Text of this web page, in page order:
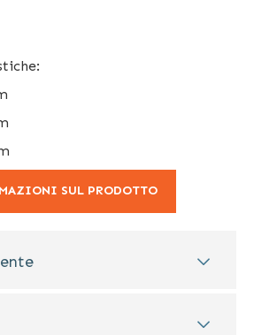
SUL PRODOTTO